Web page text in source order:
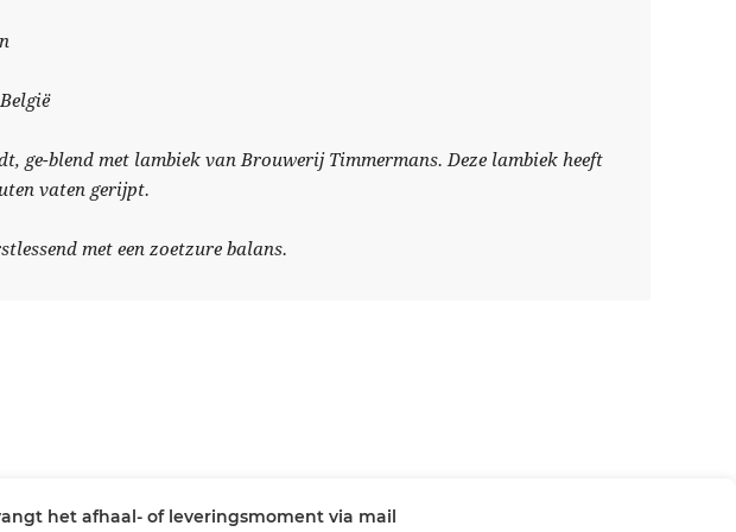
België
ge-blend met lambiek van Brouwerij Timmermans. Deze lambiek heeft
vaten gerijpt.
met een zoetzure balans.
het afhaal- of leveringsmoment via mail